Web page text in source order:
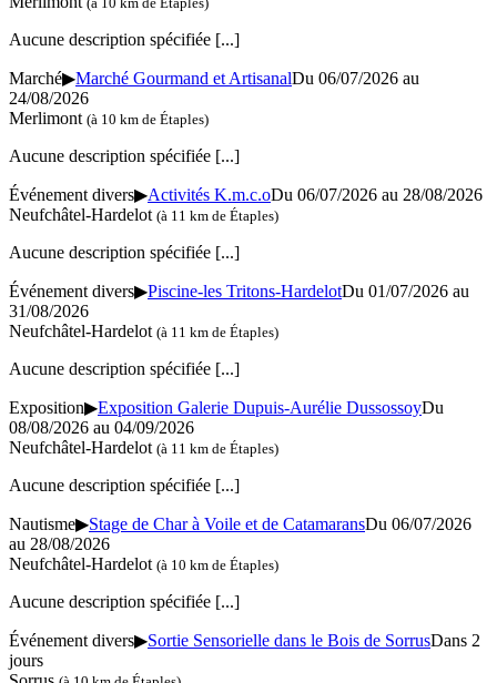
Aucune description spécifiée [...]
Marché▶Marché Gourmand et ArtisanalDu 06/07/2026 au
24/08/2026
Merlimont (à 10 km de Étaples)
Aucune description spécifiée [...]
Événement divers▶Activités K.m.c.oDu 06/07/2026 au 28/08/2026
Neufchâtel-Hardelot (à 11 km de Étaples)
Aucune description spécifiée [...]
Événement divers▶Piscine-les Tritons-HardelotDu 01/07/2026 au
31/08/2026
Neufchâtel-Hardelot (à 11 km de Étaples)
Aucune description spécifiée [...]
Exposition▶Exposition Galerie Dupuis-Aurélie DussossoyDu
08/08/2026 au 04/09/2026
Neufchâtel-Hardelot (à 11 km de Étaples)
Aucune description spécifiée [...]
Nautisme▶Stage de Char à Voile et de CatamaransDu 06/07/2026
au 28/08/2026
Neufchâtel-Hardelot (à 10 km de Étaples)
Aucune description spécifiée [...]
Événement divers▶Sortie Sensorielle dans le Bois de SorrusDans 2
jours